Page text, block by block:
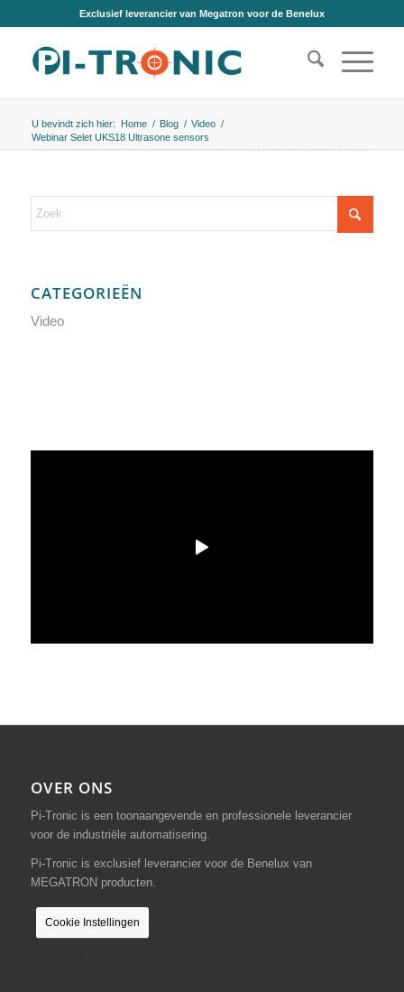
Exclusief leverancier van Megatron voor de Benelux
U bevindt zich hier: Home / Blog / Video /
Webinar Selet UKS18 Ultrasone sensors
CATEGORIEËN
Video
OVER ONS
Pi-Tronic is een toonaangevende en professionele leverancier
voor de industriële automatisering.
Pi-Tronic is exclusief leverancier voor de Benelux van
MEGATRON producten.
Cookie Instellingen